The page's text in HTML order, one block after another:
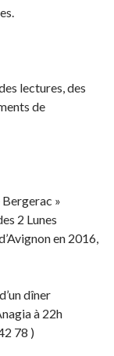
lectures, des
de
Bergerac »
2 Lunes
en 2016,
dîner
à 22h
78 )